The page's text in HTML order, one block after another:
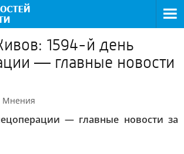
1594-й день
— главные новости
Мнения
— главные новости за